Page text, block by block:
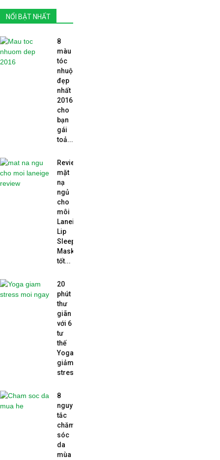
NỔI BẬT NHẤT
8
màu
tóc
nhuộm
đẹp
nhất
2016
cho
bạn
gái
toả...
Review
mặt
nạ
ngủ
cho
môi
Laneige
Lip
Sleeping
Mask
tốt...
20
phút
thư
giãn
với 6
tư
thế
Yoga
giảm
stress...
8
nguyên
tắc
chăm
sóc
da
mùa